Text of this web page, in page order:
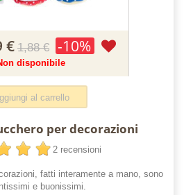
€ 1,88 € -10%
disponibile
al carrello
per decorazioni
2 recensioni
fatti interamente a mano, sono
e buonissimi.